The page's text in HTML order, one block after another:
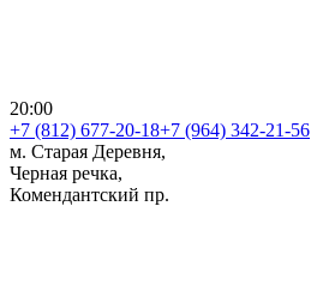
20:00
+7 (812) 677-20-18+7 (964) 342-21-56
м. Старая Деревня,
Черная речка,
Комендантский пр.